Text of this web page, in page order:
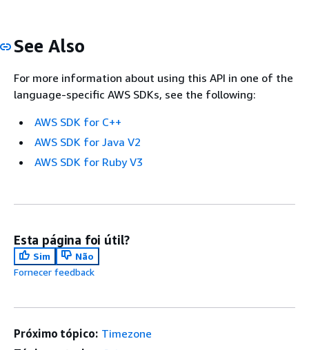
See Also
For more information about using this API in one of the
language-specific AWS SDKs, see the following:
AWS SDK for C++
AWS SDK for Java V2
AWS SDK for Ruby V3
Esta página foi útil?
Sim
Não
Fornecer feedback
Próximo tópico: Timezone